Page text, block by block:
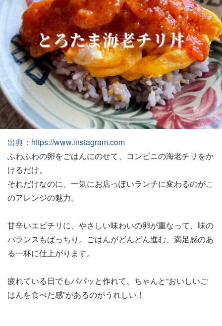
出典：https://www.instagram.com
ふわふわの卵をごはんにのせて、コンビニの海老チリをか
けるだけ。
それだけなのに、一気にお店っぽいランチに変わるのがこ
のアレンジの魅力。
甘辛いエビチリに、やさしい味わいの卵が重なって、味の
バランスもばっちり。ごはんがどんどん進む、満足感のあ
る一杯に仕上がります。
疲れている日でもパパッと作れて、ちゃんと“おいしいご
はんを食べた感”があるのがうれしい！